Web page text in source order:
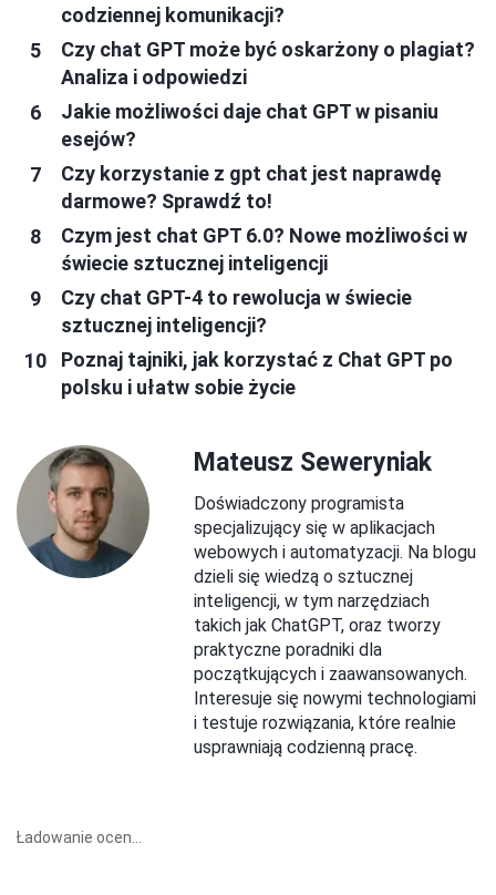
codziennej komunikacji?
Czy chat GPT może być oskarżony o plagiat?
Analiza i odpowiedzi
Jakie możliwości daje chat GPT w pisaniu
esejów?
Czy korzystanie z gpt chat jest naprawdę
darmowe? Sprawdź to!
Czym jest chat GPT 6.0? Nowe możliwości w
świecie sztucznej inteligencji
Czy chat GPT-4 to rewolucja w świecie
sztucznej inteligencji?
Poznaj tajniki, jak korzystać z Chat GPT po
polsku i ułatw sobie życie
Mateusz Seweryniak
Doświadczony programista
specjalizujący się w aplikacjach
webowych i automatyzacji. Na blogu
dzieli się wiedzą o sztucznej
inteligencji, w tym narzędziach
takich jak ChatGPT, oraz tworzy
praktyczne poradniki dla
początkujących i zaawansowanych.
Interesuje się nowymi technologiami
i testuje rozwiązania, które realnie
usprawniają codzienną pracę.
Ładowanie ocen...